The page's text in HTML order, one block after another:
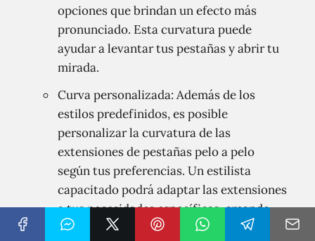
opciones que brindan un efecto más
pronunciado. Esta curvatura puede
ayudar a levantar tus pestañas y abrir tu
mirada.
Curva personalizada: Además de los
estilos predefinidos, es posible
personalizar la curvatura de las
extensiones de pestañas pelo a pelo
según tus preferencias. Un estilista
capacitado podrá adaptar las extensiones
a tus necesidades específicas, creando
una apariencia única para ti.